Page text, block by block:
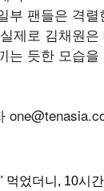
부 팬들은 격
제로 김채원은
는 듯한 모습